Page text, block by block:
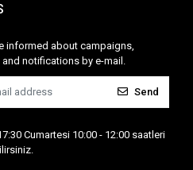
informed about campaigns,
notifications by e-mail.
Send
Cumartesi 10:00 - 12:00 saatleri